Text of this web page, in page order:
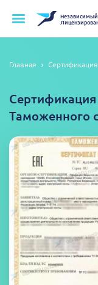
Главная Сертификация
Сертификация
Таможенного